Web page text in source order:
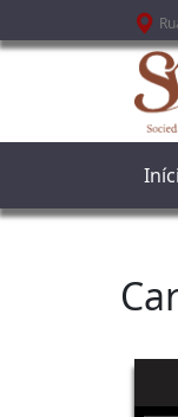
Passar para o